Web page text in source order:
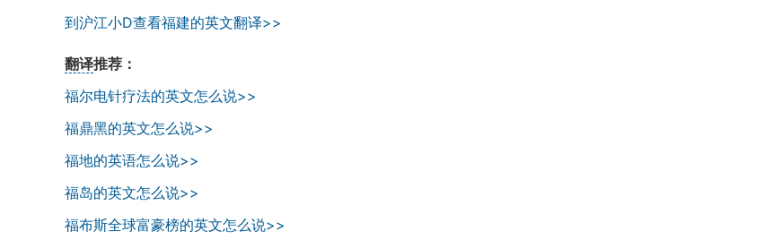
到沪江小D查看福建的英文翻译>>
翻译推荐：
福尔电针疗法的英文怎么说>>
福鼎黑的英文怎么说>>
福地的英语怎么说>>
福岛的英文怎么说>>
福布斯全球富豪榜的英文怎么说>>